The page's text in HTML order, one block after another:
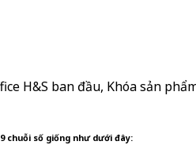
ban đầu, Khóa sản
chuỗi số giống như dưới đây: